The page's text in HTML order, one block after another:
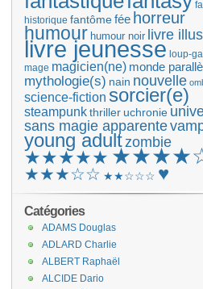
historique fantômefée horreur
humour humour noir livre
livre jeunesse loup-
mage magicien(ne) monde
mythologie(s) nain nouvelle
science-fiction sorcier(e)
steampunkthriller uchronie
sans magie apparente
young adultzombie
★★★★★
★★★☆☆ ★★☆☆☆ ♥
Catégories
ADAMS Douglas
ADLARD Charlie
ALBERT Raphaël
ALCIDE Dario